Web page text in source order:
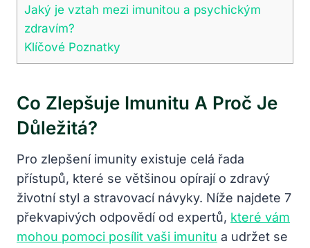
Jaký je vztah mezi imunitou a psychickým
zdravím?
Klíčové Poznatky
Co Zlepšuje Imunitu A Proč Je
Důležitá?
Pro zlepšení imunity existuje celá řada
přístupů, které se většinou opírají o zdravý
životní styl a stravovací návyky. Níže najdete 7
překvapivých odpovědí od expertů, které vám
mohou pomoci posílit vaši imunitu a udržet se